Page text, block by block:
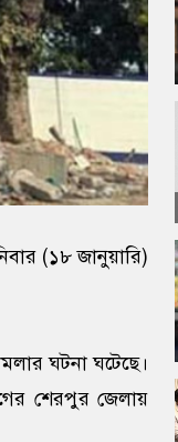
(১৮ জানুয়ারি)
ঘটনা ঘটেছে।
শেরপুর জেলায়